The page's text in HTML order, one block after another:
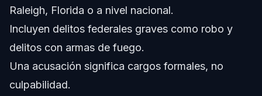
acusaciones formales en el Distrito Sur?
¿Qué debo hacer si me arrestan por una acusación
¿Cómo afectan las acusaciones formales del Distrito
Sur el estatus migratorio?
¿Dónde puedo ver listas o actualizaciones de
Raleigh, Florida o a nivel nacional.
Incluyen delitos federales graves como robo y
delitos con armas de fuego.
Una acusación significa cargos formales, no
culpabilidad.